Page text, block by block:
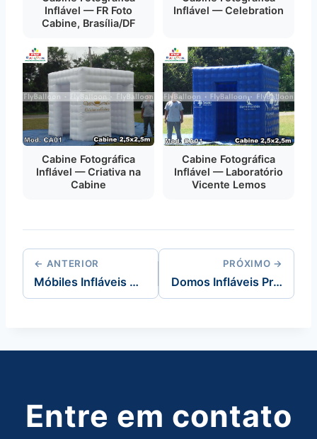
Inflável — FR Foto
Cabine, Brasília/DF
Inflável — Celebration
Cabine Fotográfica
Inflável — Criativa na
Cabine
Cabine Fotográfica
Inflável — Laboratório
Vicente Lemos
← ANTERIOR
Móbiles Infláveis Promocionais
PRÓXIMO →
Domos Infláveis Promocionais
Entre em contato